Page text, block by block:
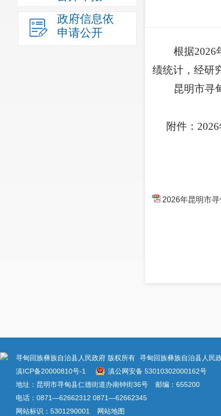
政府信息依
申请公开
根据2026
绩统计，经研
昆明市寻
附件：
2026年昆明市
寻甸回族彝族自治县人民政府 版权所有 寻甸回族彝族自治县人民
滇ICP备20000810号-1
滇公网安备 53010302000162号
地址：昆明市寻甸县仁德街道办南钟街36号
邮编：655200
电话：0871—62662312 0871—62662345
网站标识：5301290001
网站地图